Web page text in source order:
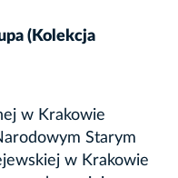
(Kolekcja
w Krakowie
Starym
w Krakowie